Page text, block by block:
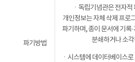
파기방법
ㆍ독립기념관은 전자적
개인정보는 자체 삭제 프로
파기하며, 종이 문서에 기록
분쇄하거나 소
ㆍ시스템에 데이터베이스